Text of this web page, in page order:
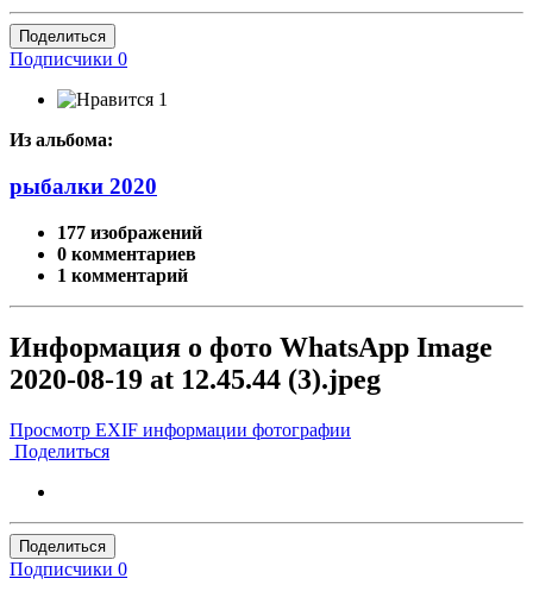
Поделиться
Подписчики 0
1
Из альбома:
рыбалки 2020
177 изображений
0 комментариев
1 комментарий
Информация о фото WhatsApp Image
2020-08-19 at 12.45.44 (3).jpeg
Просмотр EXIF информации фотографии
Поделиться
Поделиться
Подписчики 0